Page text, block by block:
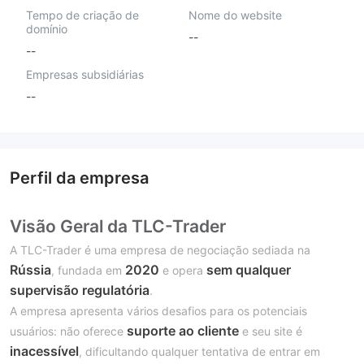
Tempo de criação de
domínio
--
Nome do website
--
Empresas subsidiárias
--
Perfil da empresa
Visão Geral da TLC-Trader
A TLC-Trader é uma empresa de negociação sediada na
Rússia, fundada em 2020 e opera sem qualquer
supervisão regulatória.
A empresa apresenta vários desafios para os potenciais
usuários: não oferece suporte ao cliente e seu site é
inacessível, dificultando qualquer tentativa de entrar em